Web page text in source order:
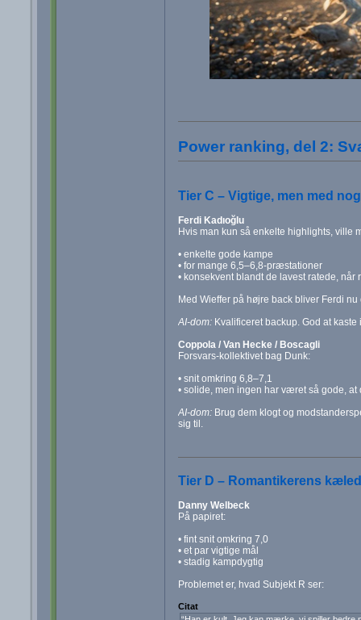
Power ranking, del 2:
Tier C – Vigtige, men med
Ferdi Kadıoğlu
Hvis man kun så enkelte highlights, ville
• enkelte gode kampe
• for mange 6,5–6,8-præstationer
• konsekvent blandt de lavest ratede, når
Med Wieffer på højre back bliver Ferdi
AI-dom:Kvalificeret backup. God at
Coppola / Van Hecke / Boscagli
Forsvars-kollektivet bag Dunk:
• snit omkring 6,8–7,1
• solide, men ingen har været så gode,
AI-dom:Brug dem klogt og
sig til.
Tier D – Romantikerens
Danny Welbeck
På papiret:
• fint snit omkring 7,0
• et par vigtige mål
• stadig kampdygtig
Problemet er, hvad Subjekt R ser:
Citat